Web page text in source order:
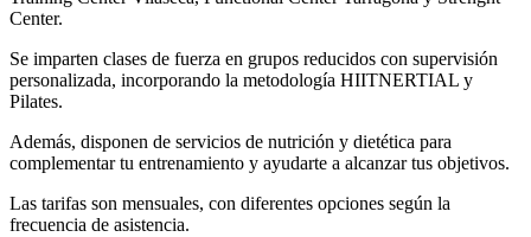
Center.
Se imparten clases de fuerza en grupos reducidos con supervisión
personalizada, incorporando la metodología HIITNERTIAL y
Pilates.
Además, disponen de servicios de nutrición y dietética para
complementar tu entrenamiento y ayudarte a alcanzar tus objetivos.
Las tarifas son mensuales, con diferentes opciones según la
frecuencia de asistencia.